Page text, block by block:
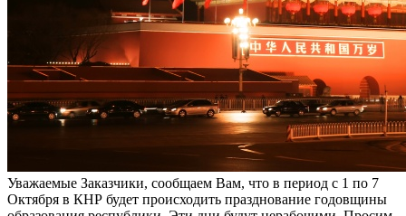
Уважаемые Заказчики, сообщаем Вам, что в период с 1 по 7
Октября в КНР будет происходить празднование годовщины